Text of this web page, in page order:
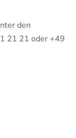
den
21 21 oder +49